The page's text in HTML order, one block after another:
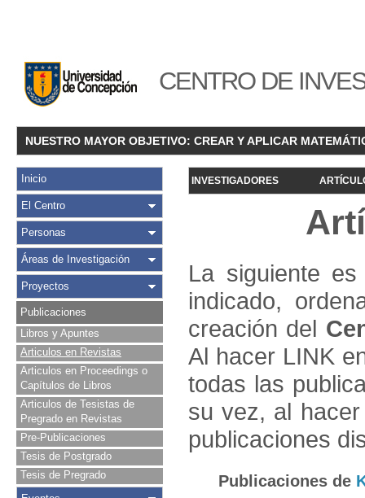
CENTRO DE
NUESTRO MAYOR OBJETIVO: CREAR Y APLICAR
Inicio
El Centro
Personas
Áreas de Investigación
Proyectos
Publicaciones
Libros y Apuntes
Articulos en Revistas
Articulos en Proceedings o
Capítulos de Libros
Articulos de Tesistas de
Pregrado en Revistas
Pre-Publicaciones
Tesis de Postgrado
Tesis de Pregrado
INVESTIGADORES
La siguiente
indicado,
creación del
Al hacer LINK
todas las
su vez, al
publicaciones
Publicaciones de